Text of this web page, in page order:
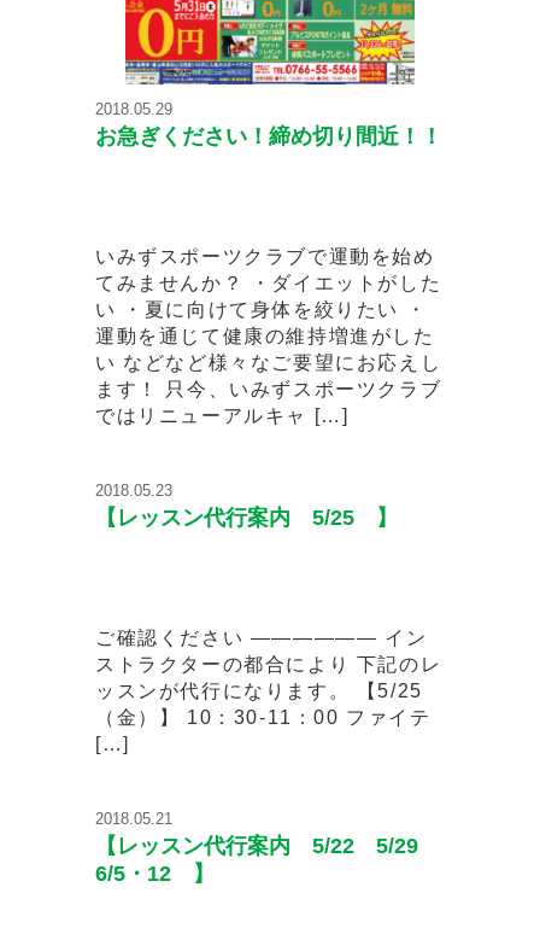
2018.05.29
お急ぎください！締め切り間近！！
いみずスポーツクラブで運動を始め
てみませんか？ ・ダイエットがした
い ・夏に向けて身体を絞りたい ・
運動を通じて健康の維持増進がした
い などなど様々なご要望にお応えし
ます！ 只今、いみずスポーツクラブ
ではリニューアルキャ […]
2018.05.23
【レッスン代行案内 5/25 】
ご確認ください —————— イン
ストラクターの都合により 下記のレ
ッスンが代行になります。 【5/25
（金）】 10：30-11：00 ファイテ
[…]
2018.05.21
【レッスン代行案内 5/22 5/29
6/5・12 】